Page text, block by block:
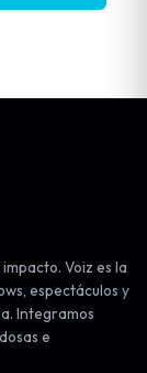
Voiz es la
espectáculos y
Integramos
e